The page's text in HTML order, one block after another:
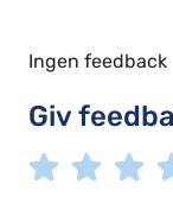
Ingen feedback
Giv